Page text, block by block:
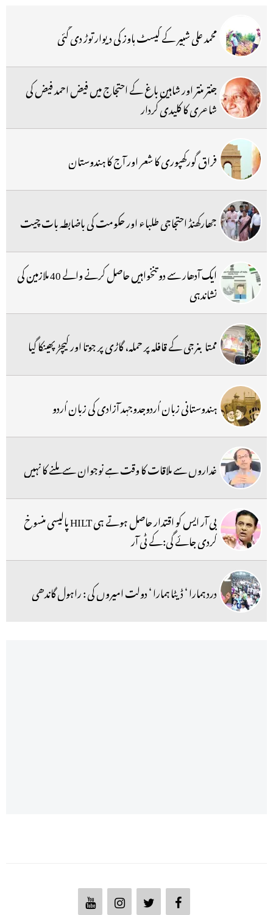
محمد علی شبیر کے گیسٹ ہاوز کی دیوار توڑ دی گئی
جنتر منتر اور شاہین باغ کے احتجاج میں فیض احمد فیض کی
شاعری کا کلیدی کردار
فراق گورکھپوری کا شعر اور آج کا ہندوستان
جھارکھنڈ احتجاجی طلباء اور حکومت کی باضابطہ بات چیت
ایک آدھار سے دو تنخواہیں حاصل کرنے والے 40 ملازمین کی
نشاندہی
ممتا بنرجی کے قافلہ پر حملہ، گاڑی پر جوتا اور کیچڑ پھینکا گیا
ہندوستانی زبان اُردوجدوجہد آزادی کی زبان اُردو
غداروں سے ملاقات کا وقت ہے نوجوان سے ملنے کا نہیں
بی آر ایس کو اقتدار حاصل ہوتے ہی HILT پالیسی منسوخ
کردی جائے گی:کے ٹی آر
درد ہمارا ‘ ڈیٹا ہمارا ‘ دولت امیروں کی : راہول گاندھی